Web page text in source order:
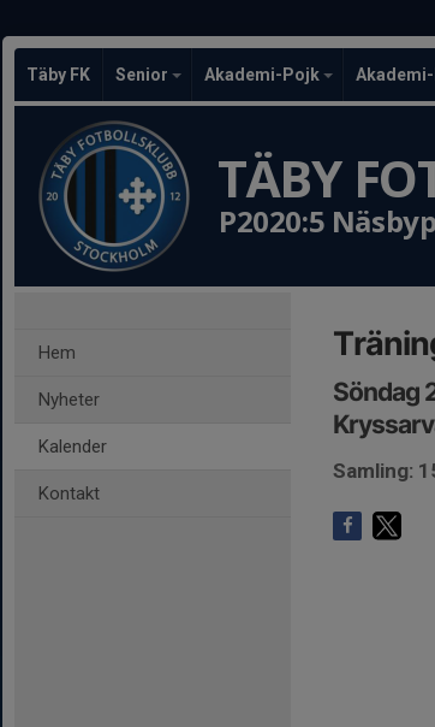
Täby FK Senior Akademi-Pojk
TÄBY
P2020:5
Hem
Nyheter
Kalender
Kontakt
Söndag
Samling: